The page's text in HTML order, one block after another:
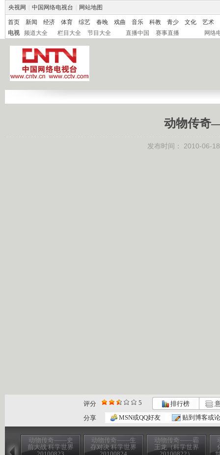
央视网 中国网络电视台 网站地图
首页 新闻 经济 体育 综艺 春晚 戏曲 音乐 科教 青少 文化
艺术
电视
频道大全 栏目大全 节目大全 直播中国 赛事直播 网络
动物传奇
发布时间： 2010-06-
评分 5 排行榜
分享
MSN或QQ好友 贴到博客或
动物传奇——史
前大战 科学世界
动物传奇——生
存对决 科学世界
动物传奇——霸
王龙（科学世界